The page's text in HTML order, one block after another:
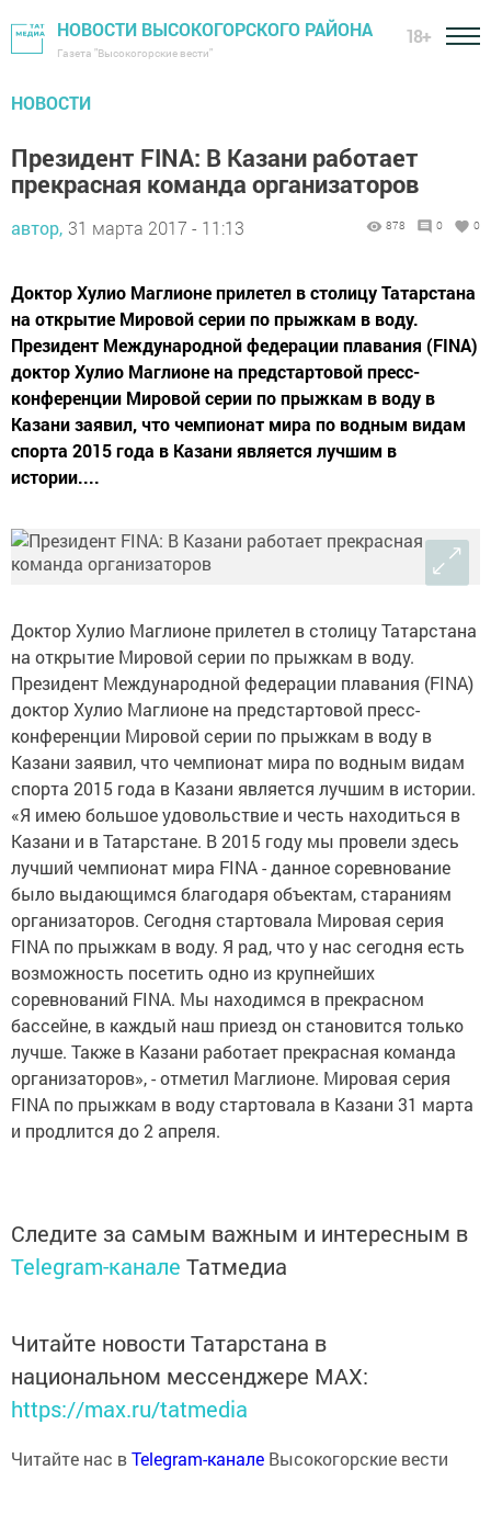
НОВОСТИ ВЫСОКОГОРСКОГО РАЙОНА
Газета "Высокогорские вести"
18+
НОВОСТИ
Президент FINA: В Казани работает
прекрасная команда организаторов
автор, 31 марта 2017 - 11:13 878 0 0
Доктор Хулио Маглионе прилетел в столицу Татарстана
на открытие Мировой серии по прыжкам в воду.
Президент Международной федерации плавания (FINA)
доктор Хулио Маглионе на предстартовой пресс-
конференции Мировой серии по прыжкам в воду в
Казани заявил, что чемпионат мира по водным видам
спорта 2015 года в Казани является лучшим в
истории....
Доктор Хулио Маглионе прилетел в столицу Татарстана
на открытие Мировой серии по прыжкам в воду.
Президент Международной федерации плавания (FINA)
доктор Хулио Маглионе на предстартовой пресс-
конференции Мировой серии по прыжкам в воду в
Казани заявил, что чемпионат мира по водным видам
спорта 2015 года в Казани является лучшим в истории.
«Я имею большое удовольствие и честь находиться в
Казани и в Татарстане. В 2015 году мы провели здесь
лучший чемпионат мира FINA - данное соревнование
было выдающимся благодаря объектам, стараниям
организаторов. Сегодня стартовала Мировая серия
FINA по прыжкам в воду. Я рад, что у нас сегодня есть
возможность посетить одно из крупнейших
соревнований FINA. Мы находимся в прекрасном
бассейне, в каждый наш приезд он становится только
лучше. Также в Казани работает прекрасная команда
организаторов», - отметил Маглионе. Мировая серия
FINA по прыжкам в воду стартовала в Казани 31 марта
и продлится до 2 апреля.
Следите за самым важным и интересным в
Telegram-канале Татмедиа
Читайте новости Татарстана в
национальном мессенджере MАХ:
https://max.ru/tatmedia
Читайте нас вTelegram-канале Высокогорские вести